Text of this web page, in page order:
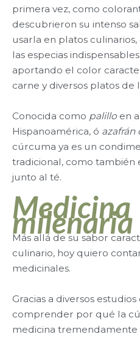
primera vez, como
descubrieron su intenso
usarla en platos
las especias
aportando el color
carne y diversos platos de
Conocida como palillo en
Hispanoamérica, ó azafrán
cúrcuma ya es un
tradicional, como también
junto al té.
Medicina
milenaria
Más allá de su sabor
culinario, hoy quiero
medicinales.
Gracias a diversos
comprender por qué la
medicina tremendamente